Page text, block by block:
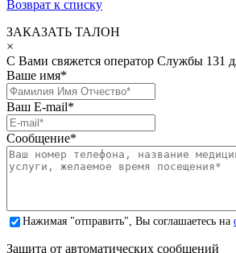
Возврат к списку
ЗАКАЗАТЬ ТАЛОН
×
С Вами свяжется оператор Службы 131
Ваше имя*
Ваш E-mail*
Сообщение*
Нажимая "отправить", Вы соглашаетесь на
Защита от автоматических сообщений